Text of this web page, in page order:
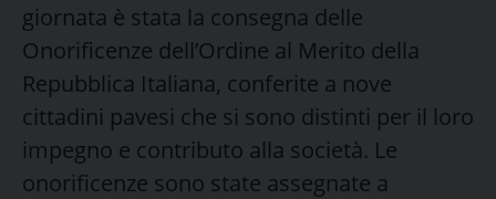
giornata è stata la consegna delle
Onorificenze dell’Ordine al Merito della
Repubblica Italiana, conferite a nove
cittadini pavesi che si sono distinti per il loro
impegno e contributo alla società. Le
onorificenze sono state assegnate a